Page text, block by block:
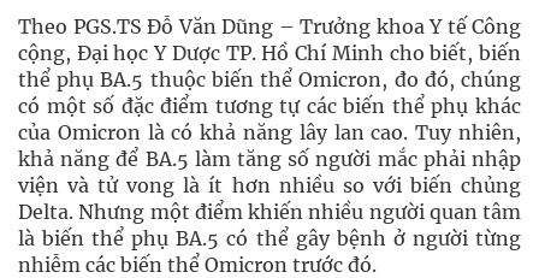
Theo PGS.TS Đỗ Văn Dũng – Trưởng khoa Y tế Công
cộng, Đại học Y Dược TP. Hồ Chí Minh cho biết, biến
thể phụ BA.5 thuộc biến thể Omicron, đo đó, chúng
có một số đặc điểm tương tự các biến thể phụ khác
của Omicron là có khả năng lây lan cao. Tuy nhiên,
khả năng để BA.5 làm tăng số người mắc phải nhập
viện và tử vong là ít hơn nhiều so với biến chủng
Delta. Nhưng một điểm khiến nhiều người quan tâm
là biến thể phụ BA.5 có thể gây bệnh ở người từng
nhiễm các biến thể Omicron trước đó.